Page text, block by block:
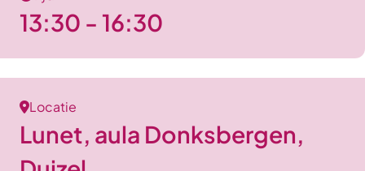
13:30 - 16:30
Locatie
Lunet, aula Donksbergen,